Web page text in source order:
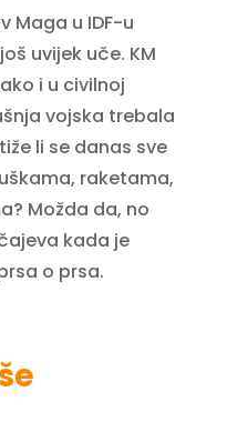
Maga u IDF-u
uvijek uče. KM
i u civilnoj
vojska trebala
li se danas sve
raketama,
Možda da, no
kada je
o prsa.